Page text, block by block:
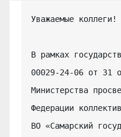
Уважаемые коллеги!
В рамках
00029-24-06 от 31
Министерства
Федерации
ВО «Самарский